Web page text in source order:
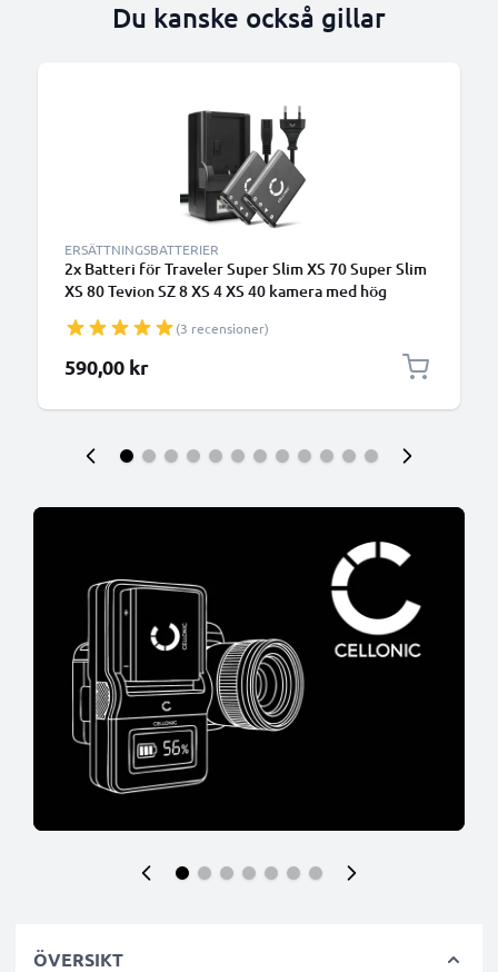
Du kanske också gillar
ERSÄTTNINGSBATTERIER
2x Batteri för Traveler Super Slim XS 70 Super Slim
XS 80 Tevion SZ 8 XS 4 XS 40 kamera med hög
kamerabatterier(3 recensioner)
590,00 kr
ÖVERSIKT